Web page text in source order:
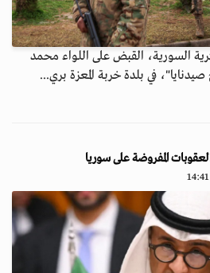
السورية، القبض على اللواء محمد
في بلدة خربة المعزة بري...
المفروضة على سوريا